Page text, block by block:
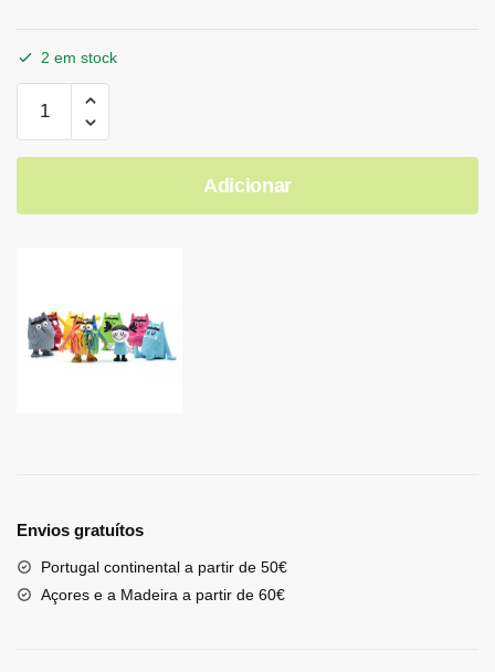
2 em stock
Adicionar
Envios gratuítos
Portugal continental a partir de 50€
Açores e a Madeira a partir de 60€